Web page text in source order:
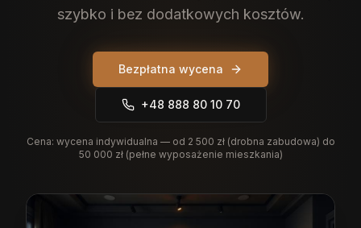
szybko i bez dodatkowych kosztów.
Bezpłatna wycena
+48 888 80 10 70
Cena: wycena indywidualna — od 2 500 zł (drobna zabudowa) do
50 000 zł (pełne wyposażenie mieszkania)